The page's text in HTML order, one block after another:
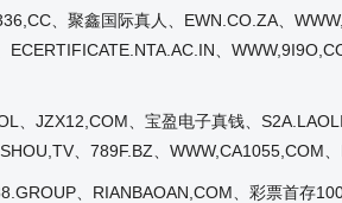
、聚鑫国际真人、EWN.CO.ZA、
、
、JZX12,COM、宝盈电子真钱、
、789F.BZ、
、RIANBAOAN,COM、彩票首